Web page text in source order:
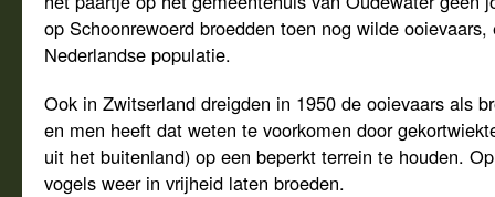
op Schoonrewoerd broedden toen nog wilde
Nederlandse populatie.
Ook in Zwitserland dreigden in 1950 de ooievaars als
en men heeft dat weten te voorkomen door
uit het buitenland) op een beperkt terrein te houden.
vogels weer in vrijheid laten broeden.